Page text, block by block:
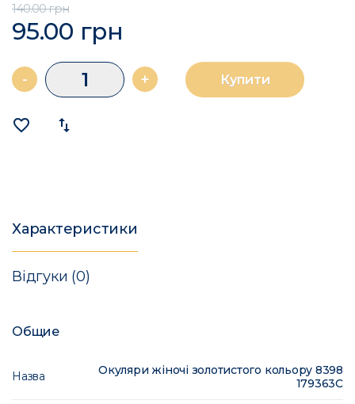
140.00 грн
95.00 грн
- + Купити
favorite_border import_export
Характеристики
Відгуки (0)
Общие
Назва
Окуляри жіночі золотистого кольору 8398
179363C